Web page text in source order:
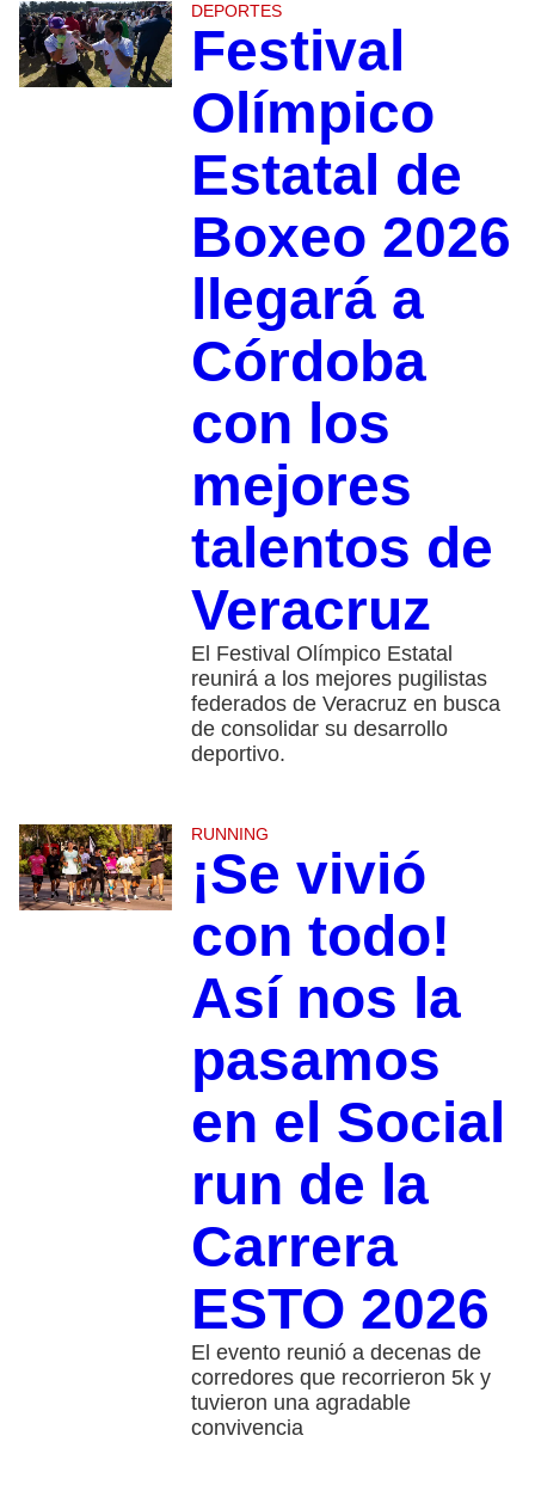
DEPORTES
Festival
Olímpico
Estatal de
Boxeo 2026
llegará a
Córdoba
con los
mejores
talentos de
Veracruz
El Festival Olímpico Estatal
reunirá a los mejores pugilistas
federados de Veracruz en busca
de consolidar su desarrollo
deportivo.
RUNNING
¡Se vivió
con todo!
Así nos la
pasamos
en el Social
run de la
Carrera
ESTO 2026
El evento reunió a decenas de
corredores que recorrieron 5k y
tuvieron una agradable
convivencia